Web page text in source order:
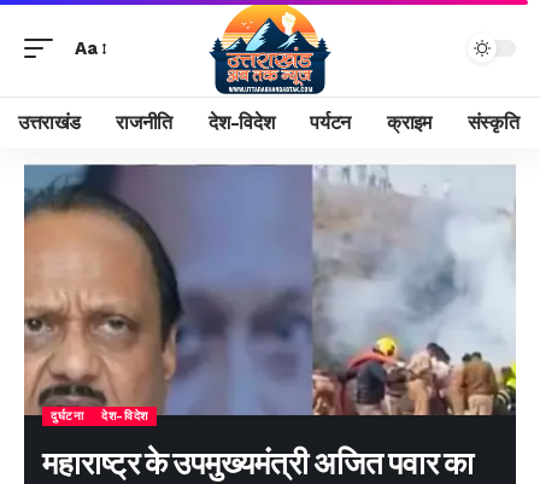
Aa
उत्तराखंड राजनीति देश-विदेश पर्यटन क्राइम संस्कृति
दुर्घटना देश-विदेश
महाराष्ट्र के उपमुख्यमंत्री अजित पवार का